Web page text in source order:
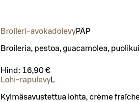
Broileri-avokadolevyPÄ P
Broileria, pestoa, guacamolea,
Hind: 16,90 €
Lohi-rapulevyL
Kylmäsavustettua lohta, crème